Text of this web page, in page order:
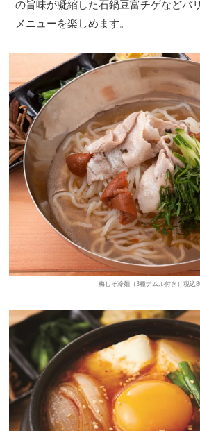
の旨味が凝縮した石鍋豆富チゲなどバ
メニューを楽しめます。
梅しそ冷麺（3種ナムル付き）税込